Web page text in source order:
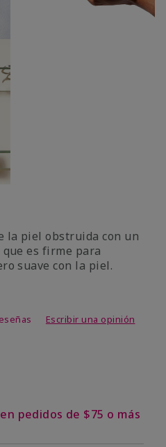
la piel obstruida con un
es firme para
suave con la piel.
5 de 5
Escribir una opinión
pedidos de $75 o más